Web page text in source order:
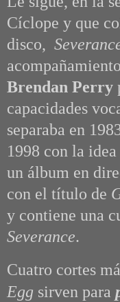
Cíclope y que
disco,
Brendan Perry
capacidades
separaba en
1998 con la
un álbum en
con el título de
y contiene una
Severance.
Cuatro cortes
Egg sirven para